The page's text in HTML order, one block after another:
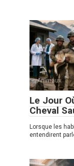
Animaux
Le Jour
Cheval
Lorsque les
entendirent